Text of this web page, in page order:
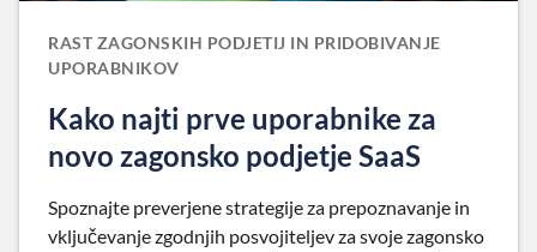
RAST ZAGONSKIH PODJETIJ IN PRIDOBIVANJE
UPORABNIKOV
Kako najti prve uporabnike za
novo zagonsko podjetje SaaS
Spoznajte preverjene strategije za prepoznavanje in
vključevanje zgodnjih posvojiteljev za svoje zagonsko